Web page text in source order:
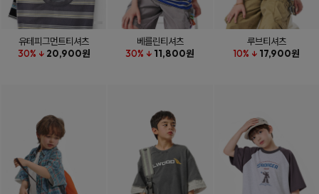
유테피그먼트티셔츠
30% ↓ 20,900원
베를린티셔츠
30% ↓ 11,800원
루브티셔츠
10% ↓ 17,900원